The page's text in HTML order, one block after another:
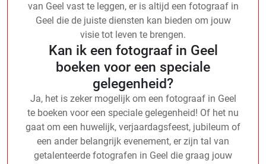
van Geel vast te leggen, er is altijd een fotograaf in
Geel die de juiste diensten kan bieden om jouw
visie tot leven te brengen.
Kan ik een fotograaf in Geel
boeken voor een speciale
gelegenheid?
Ja, het is zeker mogelijk om een fotograaf in Geel
te boeken voor een speciale gelegenheid! Of het nu
gaat om een huwelijk, verjaardagsfeest, jubileum of
een ander belangrijk evenement, er zijn tal van
getalenteerde fotografen in Geel die graag jouw